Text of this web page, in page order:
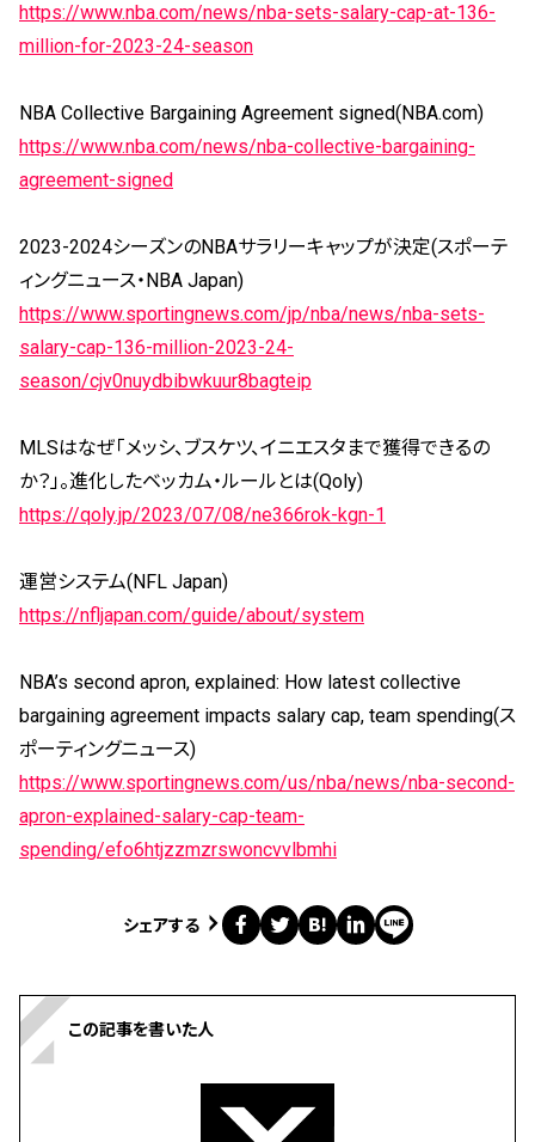
https://www.nba.com/news/nba-sets-salary-cap-at-136-
million-for-2023-24-season
NBA Collective Bargaining Agreement signed(NBA.com)
https://www.nba.com/news/nba-collective-bargaining-
agreement-signed
2023-2024シーズンのNBAサラリーキャップが決定(スポーテ
ィングニュース・NBA Japan)
https://www.sportingnews.com/jp/nba/news/nba-sets-
salary-cap-136-million-2023-24-
season/cjv0nuydbibwkuur8bagteip
MLSはなぜ「メッシ、ブスケツ、イニエスタまで獲得できるの
か？」。進化したベッカム・ルールとは(Qoly)
https://qoly.jp/2023/07/08/ne366rok-kgn-1
運営システム(NFL Japan)
https://nfljapan.com/guide/about/system
NBA’s second apron, explained: How latest collective
bargaining agreement impacts salary cap, team spending(ス
ポーティングニュース)
https://www.sportingnews.com/us/nba/news/nba-second-
apron-explained-salary-cap-team-
spending/efo6htjzzmzrswoncvvlbmhi
シェアする
この記事を書いた人